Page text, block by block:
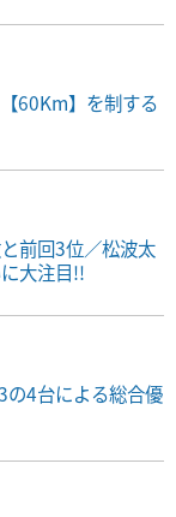
60Km】を制する
前回3位／松波太
大注目!!
の4台による総合優